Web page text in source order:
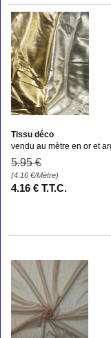
Tissu déco
vendu au mètre en or et
5.95 €
(4.16 €/Mètre)
4.16 € T.T.C.